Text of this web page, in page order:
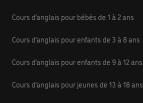
Cours d’anglais pour bébés de 1 à 2 ans
Cours d’anglais pour enfants de 3 à 8 ans
Cours d’anglais pour enfants de 9 à 12 ans
Cours d’anglais pour jeunes de 13 à 18 ans